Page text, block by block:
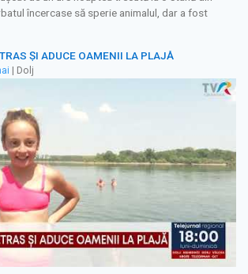
încercase să sperie animalul, dar a fost
ŞI ADUCE OAMENII LA PLAJĂ
| Dolj